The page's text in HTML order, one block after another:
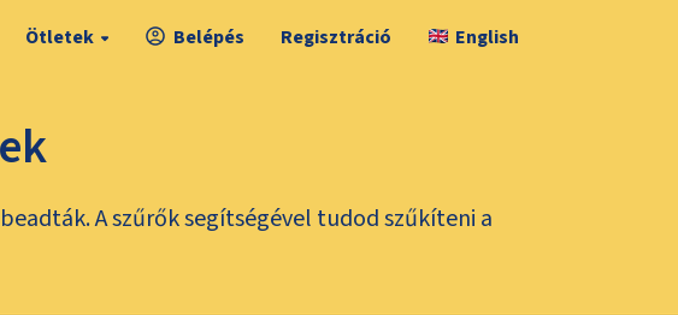
Ötletek Belépés Regisztráció English
A szűrők segítségével tudod szűkíteni a